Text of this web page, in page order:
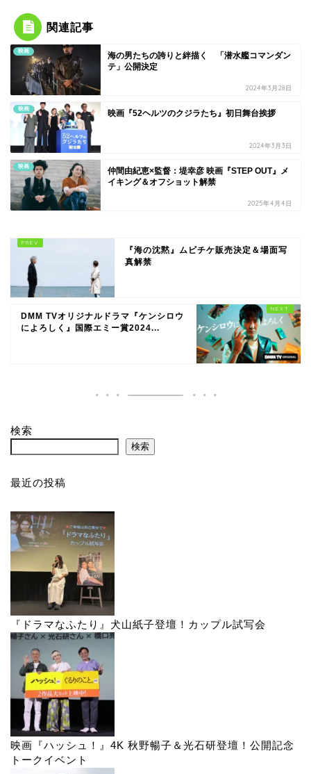
関連記事
映画
海の男たちの誇りと絆描く 「潜水艦コマンダン
テ」公開決定
2024年3月28日
映画 映画『52ヘルツのクジラたち』初日舞台挨拶
2024年3月3日
映画
仲間由紀恵×監督：堤幸彦 映画『STEP OUT』メ
イキング＆オフショット解禁
2025年4月4日
『海の沈黙』ムビチケ販売決定＆場面写
真解禁
DMM TVオリジナルドラマ『ケンシロウ
によろしく』国際エミー賞2024...
検索
検索
最近の投稿
『ドラマなふたり』犬山紙子登壇！カップル試写会
映画『ハッシュ！』4K 秋野暢子＆光石研登壇！公開記念
トークイベント